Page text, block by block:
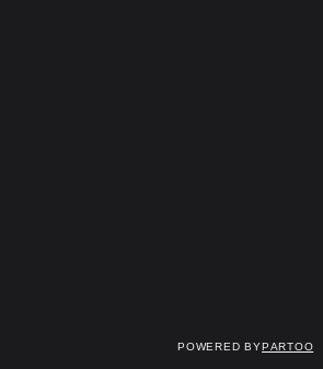
Powered byPartoo